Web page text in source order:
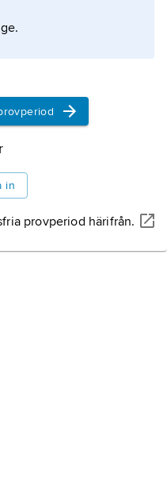
in
provperiod härifrån.